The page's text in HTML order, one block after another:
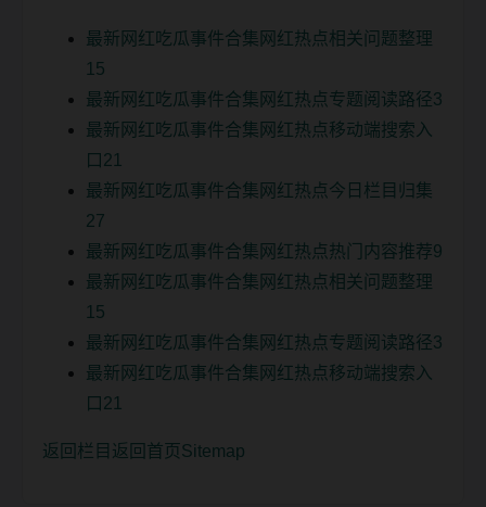
最新网红吃瓜事件合集网红热点相关问题整理
15
最新网红吃瓜事件合集网红热点专题阅读路径3
最新网红吃瓜事件合集网红热点移动端搜索入
口21
最新网红吃瓜事件合集网红热点今日栏目归集
27
最新网红吃瓜事件合集网红热点热门内容推荐9
最新网红吃瓜事件合集网红热点相关问题整理
15
最新网红吃瓜事件合集网红热点专题阅读路径3
最新网红吃瓜事件合集网红热点移动端搜索入
口21
返回栏目 返回首页 Sitemap